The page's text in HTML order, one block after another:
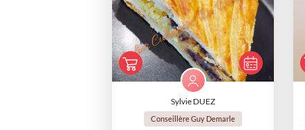
Sylvie DUEZ
Conseillère Guy Demarle